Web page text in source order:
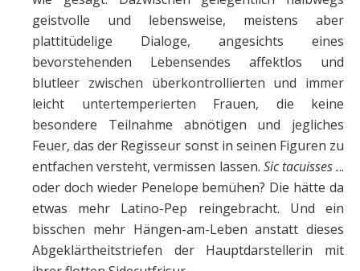
geistvolle und lebensweise, meistens aber
plattitüdelige Dialoge, angesichts eines
bevorstehenden Lebensendes affektlos und
blutleer zwischen überkontrollierten und immer
leicht untertemperierten Frauen, die keine
besondere Teilnahme abnötigen und jegliches
Feuer, das der Regisseur sonst in seinen Figuren zu
entfachen versteht, vermissen lassen. Sic tacuisses ...
oder doch wieder Penelope bemühen? Die hätte da
etwas mehr Latino-Pep reingebracht. Und ein
bisschen mehr Hängen-am-Leben anstatt dieses
Abgeklärtheitstriefen der Hauptdarstellerin mit